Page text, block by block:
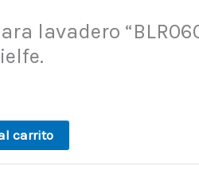
lavadero
carrito